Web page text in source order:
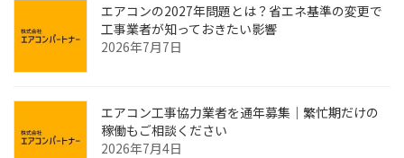
エアコンの2027年問題とは？省エネ基準の変更で
工事業者が知っておきたい影響
2026年7月7日
エアコン工事協力業者を通年募集｜繁忙期だけの
稼働もご相談ください
2026年7月4日